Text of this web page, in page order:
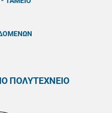
ΠΟΛΥΤΕΧΝΕΙΟ